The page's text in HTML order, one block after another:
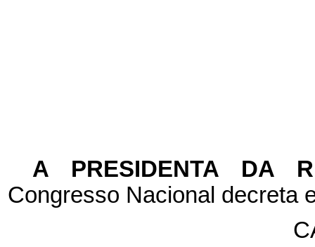
A PRESIDENTA DA
Congresso Nacional decreta